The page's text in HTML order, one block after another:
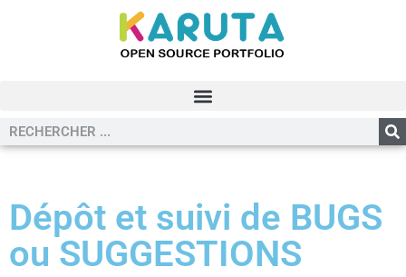
Dépôt et suivi de BUGS
ou SUGGESTIONS